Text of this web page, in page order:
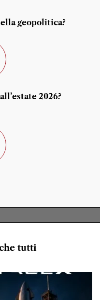
geopolitica?
2026?
tutti